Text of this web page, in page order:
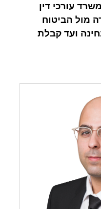
עורכי דין
מול הביטוח
ועד קבלת